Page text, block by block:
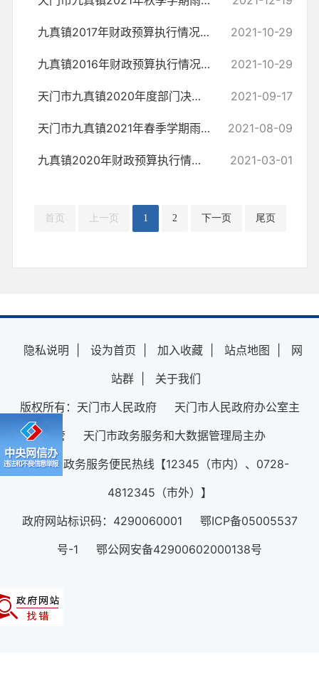
九真镇2017年财政预算执行情况和2018年财政预算的报告 2021-10-29
九真镇2016年财政预算执行情况和2017年财政预算的报告 2021-10-29
天门市九真镇2020年度部门决算公开信息 2021-09-17
天门市九真镇2021年春季学期雨露计划职业教育扶贫助学补助公示 2021-08-09
九真镇2020年财政预算执行情况和2021年财政预算的报告 2021-03-01
首页 上一页 1 2 下一页 尾页
隐私说明 设为首页 加入收藏 站点地图
网
站群
关于我们
版权所有：天门市人民政府 天门市人民政府办公室主
管 天门市政务服务和大数据管理局主办
12345政务服务便民热线【12345（市内）、0728-
4812345（市外）】
政府网站标识码：4290060001 鄂ICP备05005537
号-1 鄂公网安备42900602000138号